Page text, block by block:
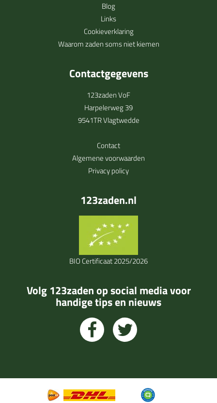
Blog
Links
Cookieverklaring
Waarom zaden soms niet kiemen
Contactgegevens
123zaden VoF
Harpelerweg 39
9541TR Vlagtwedde
Contact
Algemene voorwaarden
Privacy policy
123zaden.nl
BIO Certificaat 2025/2026
Volg 123zaden op social media voor
handige tips en nieuws